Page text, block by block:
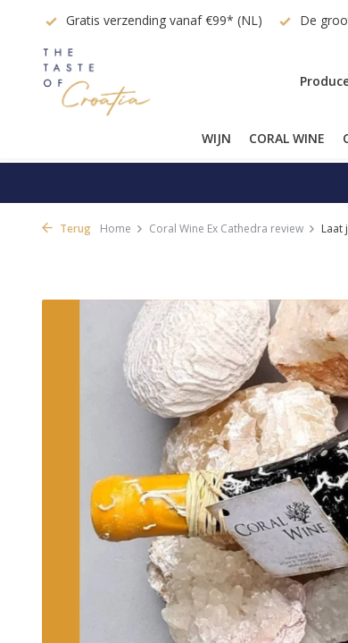
vanaf €99* (NL) De grootste selectie van
WIJN CORAL WINE
Terug Home Coral Wine Ex Cathedra review Laat